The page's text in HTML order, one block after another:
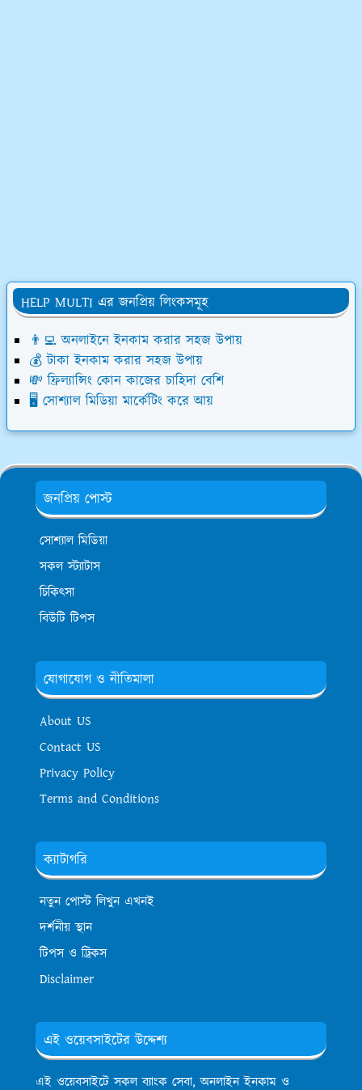
HELP MULTI এর জনপ্রিয় লিংকসমূহ
👨‍💻 অনলাইনে ইনকাম করার সহজ উপায়
💰 টাকা ইনকাম করার সহজ উপায়
💸 ফ্রিল্যান্সিং কোন কাজের চাহিদা বেশি
🖥️ সোশ্যাল মিডিয়া মার্কেটিং করে আয়
জনপ্রিয় পোস্ট
সোশ্যাল মিডিয়া
সকল স্ট্যাটাস
চিকিৎসা
বিউটি টিপস
যোগাযোগ ও নীতিমালা
About US
Contact US
Privacy Policy
Terms and Conditions
ক্যাটাগরি
নতুন পোস্ট লিখুন এখনই
দর্শনীয় স্থান
টিপস ও ট্রিকস
Disclaimer
এই ওয়েবসাইটের উদ্দেশ্য
এই ওয়েবসাইটে সকল ব্যাংক সেবা, অনলাইন ইনকাম ও